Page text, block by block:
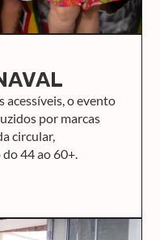
acessíveis, o evento
por marcas
circular,
44 ao 60+.